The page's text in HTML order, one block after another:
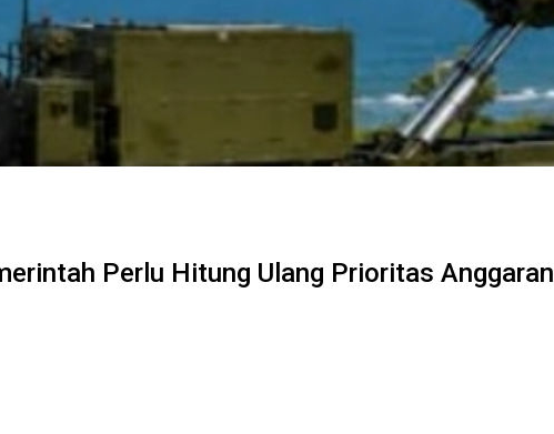
Perlu Hitung Ulang Prioritas Anggaran